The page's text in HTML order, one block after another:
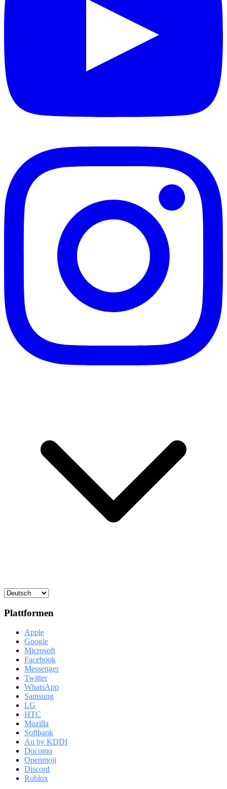
Plattformen
Apple
Google
Microsoft
Facebook
Messenger
Twitter
WhatsApp
Samsung
LG
HTC
Mozilla
Softbank
Au by KDDI
Docomo
Openmoji
Discord
Roblox